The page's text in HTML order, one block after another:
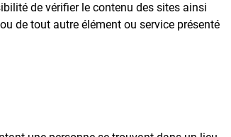
de vérifier le contenu des sites ainsi
de tout autre élément ou service présenté